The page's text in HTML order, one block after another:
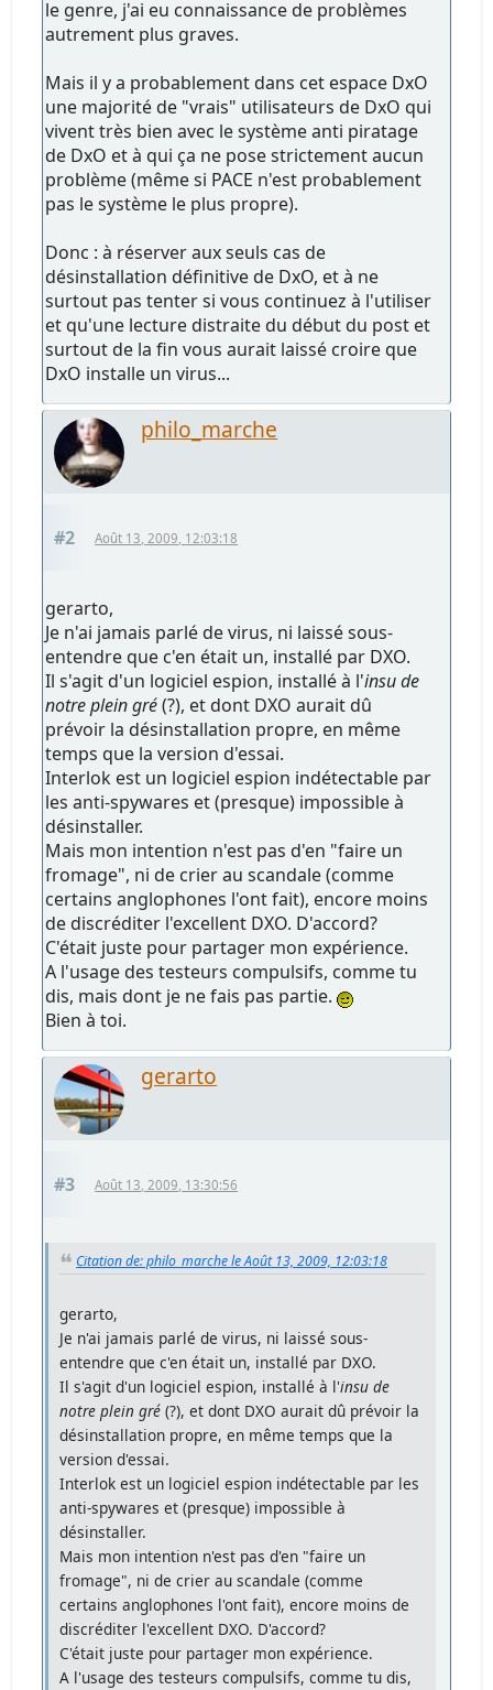
le genre, j'ai eu connaissance de problèmes
autrement plus graves.
Mais il y a probablement dans cet espace DxO
une majorité de "vrais" utilisateurs de DxO qui
vivent très bien avec le système anti piratage
de DxO et à qui ça ne pose strictement aucun
problème (même si PACE n'est probablement
pas le système le plus propre).
Donc : à réserver aux seuls cas de
désinstallation définitive de DxO, et à ne
surtout pas tenter si vous continuez à l'utiliser
et qu'une lecture distraite du début du post et
surtout de la fin vous aurait laissé croire que
DxO installe un virus...
philo_marche
#2 Août 13, 2009, 12:03:18
gerarto,
Je n'ai jamais parlé de virus, ni laissé sous-
entendre que c'en était un, installé par DXO.
Il s'agit d'un logiciel espion, installé à l'insu de
notre plein gré(?), et dont DXO aurait dû
prévoir la désinstallation propre, en même
temps que la version d'essai.
Interlok est un logiciel espion indétectable par
les anti-spywares et (presque) impossible à
désinstaller.
Mais mon intention n'est pas d'en "faire un
fromage", ni de crier au scandale (comme
certains anglophones l'ont fait), encore moins
de discréditer l'excellent DXO. D'accord?
C'était juste pour partager mon expérience.
A l'usage des testeurs compulsifs, comme tu
dis, mais dont je ne fais pas partie.
Bien à toi.
gerarto
#3 Août 13, 2009, 13:30:56
Citation de: philo_marche le Août 13, 2009, 12:03:18
gerarto,
Je n'ai jamais parlé de virus, ni laissé sous-
entendre que c'en était un, installé par DXO.
Il s'agit d'un logiciel espion, installé à l'insu de
notre plein gré (?), et dont DXO aurait dû prévoir la
désinstallation propre, en même temps que la
version d'essai.
Interlok est un logiciel espion indétectable par les
anti-spywares et (presque) impossible à
désinstaller.
Mais mon intention n'est pas d'en "faire un
fromage", ni de crier au scandale (comme
certains anglophones l'ont fait), encore moins de
discréditer l'excellent DXO. D'accord?
C'était juste pour partager mon expérience.
A l'usage des testeurs compulsifs, comme tu dis,